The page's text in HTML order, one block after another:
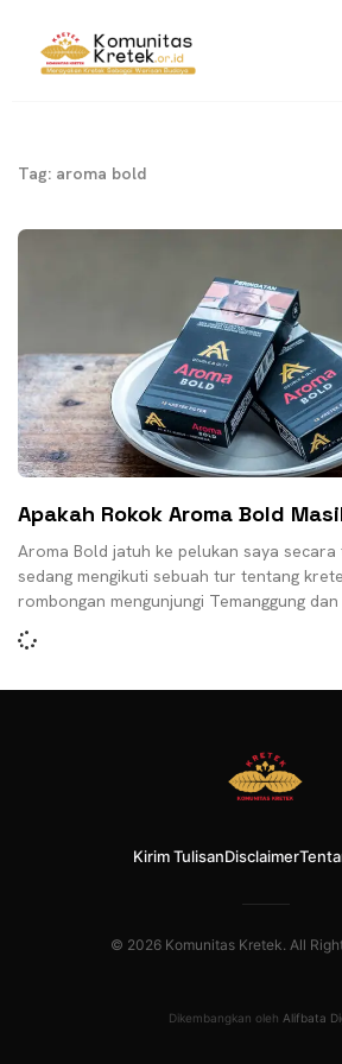
Tag: aroma bold
Apakah Rokok Aroma Bold
Aroma Bold jatuh ke pelukan saya
sedang mengikuti sebuah tur tentang
rombongan mengunjungi Temanggung
Kirim TulisanDisclaimer
© 2026 Komunitas Kretek. All
Dikembangkan oleh Alifbata